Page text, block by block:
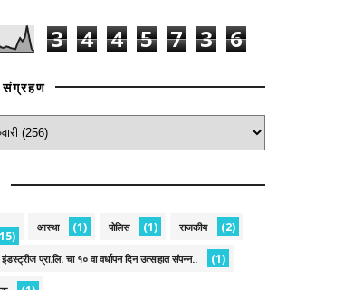
3 4 4 5 7 3 6
संग्रहण
आस्था (1) पोलिस (1) राजकीय (2)
प्रा.लि. चा १० वा वर्धापन दिन उत्साहात संपन्न.. (1)